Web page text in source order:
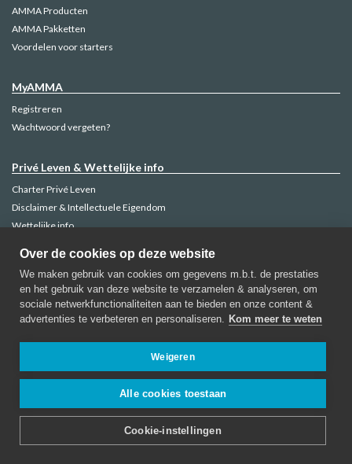
AMMA Producten
AMMA Pakketten
Voordelen voor starters
MyAMMA
Registreren
Wachtwoord vergeten?
Privé Leven & Wettelijke info
Charter Privé Leven
Disclaimer & Intellectuele Eigendom
Wettelijke info
Cookie Policy
Regentschapsstraat, 52-1000 Brussel
Contacteer AMMA
Over de cookies op deze website
We maken gebruik van cookies om gegevens m.b.t. de prestaties
en het gebruik van deze website te verzamelen & analyseren, om
sociale netwerkfunctionaliteiten aan te bieden en onze content &
advertenties te verbeteren en personaliseren. Kom meer te weten
Weigeren
Alle cookies toestaan
Cookie-instellingen